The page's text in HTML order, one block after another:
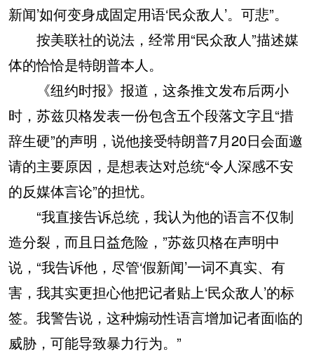
新闻’如何变身成固定用语‘民众敌人’。可悲”。
按美联社的说法，经常用“民众敌人”描述媒
体的恰恰是特朗普本人。
《纽约时报》报道，这条推文发布后两小
时，苏兹贝格发表一份包含五个段落文字且“措
辞生硬”的声明，说他接受特朗普7月20日会面邀
请的主要原因，是想表达对总统“令人深感不安
的反媒体言论”的担忧。
“我直接告诉总统，我认为他的语言不仅制
造分裂，而且日益危险，”苏兹贝格在声明中
说，“我告诉他，尽管‘假新闻’一词不真实、有
害，我其实更担心他把记者贴上‘民众敌人’的标
签。我警告说，这种煽动性语言增加记者面临的
威胁，可能导致暴力行为。”